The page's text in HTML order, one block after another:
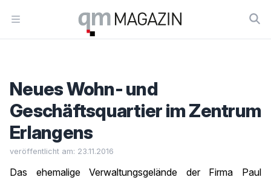
Open menu
Workflow
Neues Wohn- und
Geschäftsquartier im Zentrum
Erlangens
veröffentlicht am: 23.11.2016
Das ehemalige Verwaltungsgelände der Firma Paul